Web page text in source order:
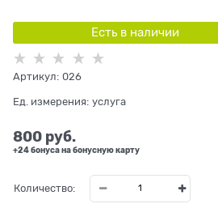
Есть в наличии
Артикул: 026
Ед. измерения: услуга
800 руб.
+24 бонуса на бонусную карту
Количество: